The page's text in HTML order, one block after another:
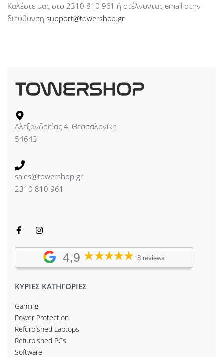
Καλέστε μας στο 2310 810 961 ή στέλνοντας email στην
διεύθυνση support@towershop.gr
Αλεξανδρείας 4, Θεσσαλονίκη
54643
sales@towershop.gr
2310 810 961
4,9 8 reviews
ΚΥΡΙΕΣ ΚΑΤΗΓΟΡΙΕΣ
Gaming
Power Protection
Refurbished Laptops
Refurbished PCs
Software